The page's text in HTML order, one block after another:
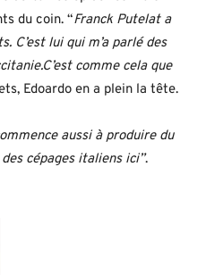
du coin. “Franck Putelat a
C’est lui qui m’a parlé des
comme cela que
Edoardo en a plein la tête.
aussi à produire du
cépages italiens ici”.